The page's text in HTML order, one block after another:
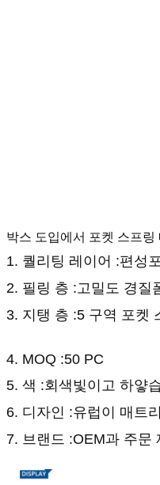
박스 도입에서 포켓 스프링
1. 퀄리팅 레이어 :편성
2. 필링 층 :고밀도 경질
3. 지탱 층 :5 구역 포켓
4. MOQ :50 PC
5. 색 :회색빛이고 하얗
6. 디자인 :유럽이 매트
7. 브랜드 :OEM과 주문